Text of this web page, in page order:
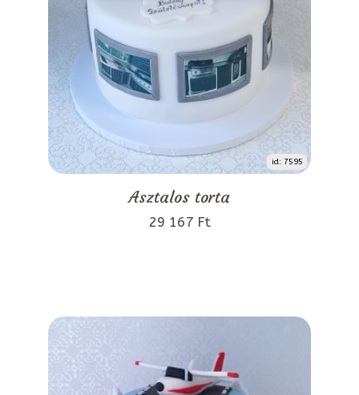
id: 7595
Asztalos torta
29 167 Ft